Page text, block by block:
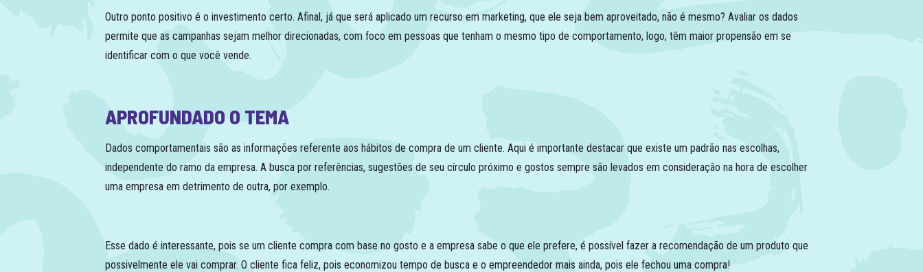
Outro ponto positivo é o investimento certo. Afinal, já que será aplicado um recurso em marketing, que ele seja bem aproveitado, não é mesmo? Avaliar os dados
permite que as campanhas sejam melhor direcionadas, com foco em pessoas que tenham o mesmo tipo de comportamento, logo, têm maior propensão em se
identificar com o que você vende.
APROFUNDADO O TEMA
Dados comportamentais são as informações referente aos hábitos de compra de um cliente. Aqui é importante destacar que existe um padrão nas escolhas,
independente do ramo da empresa. A busca por referências, sugestões de seu círculo próximo e gostos sempre são levados em consideração na hora de escolher
uma empresa em detrimento de outra, por exemplo.
Esse dado é interessante, pois se um cliente compra com base no gosto e a empresa sabe o que ele prefere, é possível fazer a recomendação de um produto que
possivelmente ele vai comprar. O cliente fica feliz, pois economizou tempo de busca e o empreendedor mais ainda, pois ele fechou uma compra!